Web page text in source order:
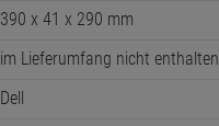
390 x 41 x 290 mm
im Lieferumfang nicht enthalten
Dell